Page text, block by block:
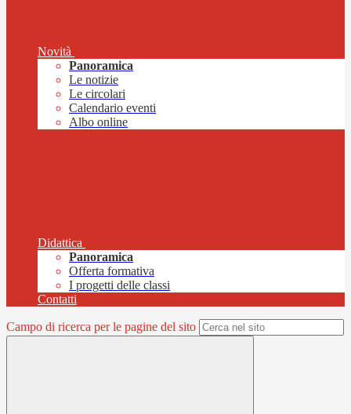
Novità
Panoramica
Le notizie
Le circolari
Calendario eventi
Albo online
Didattica
Panoramica
Offerta formativa
I progetti delle classi
Contatti
Campo di ricerca per le pagine del sito